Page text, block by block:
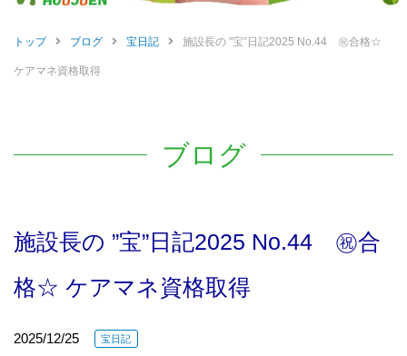
トップ ブログ 宝日記 施設長の ”宝”日記2025 No.44 ㊗合格☆
ケアマネ資格取得
ブログ
施設長の ”宝”日記2025 No.44 ㊗合
格☆ ケアマネ資格取得
2025/12/25 宝日記